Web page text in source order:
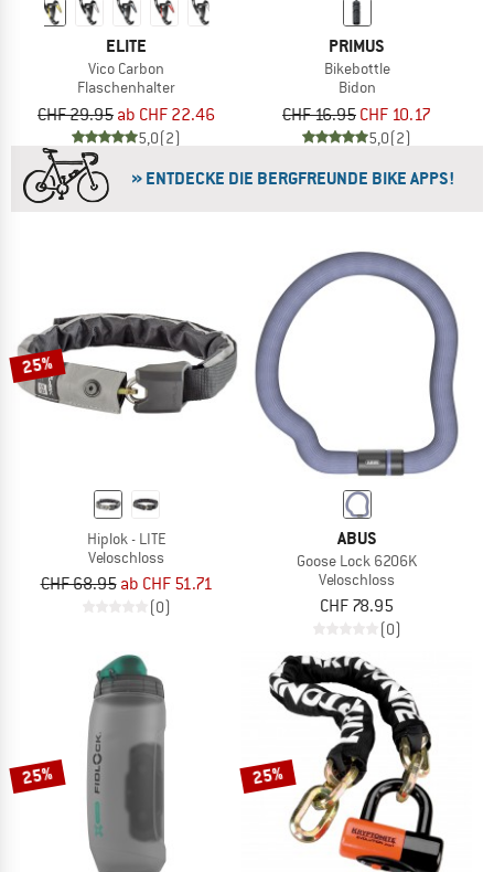
ELITE
Vico Carbon
Flaschenhalter
CHF 29.95 ab CHF 22.46
5,0(2)
PRIMUS
Bikebottle
Bidon
CHF 16.95 CHF 10.17
5,0(2)
» ENTDECKE DIE BERGFREUNDE BIKE APPS!
25%
Hiplok - LITE
Veloschloss
CHF 68.95 ab CHF 51.71
(0)
ABUS
Goose Lock 6206K
Veloschloss
CHF 78.95
(0)
25% 25%